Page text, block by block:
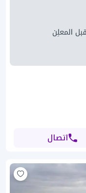
اتصال